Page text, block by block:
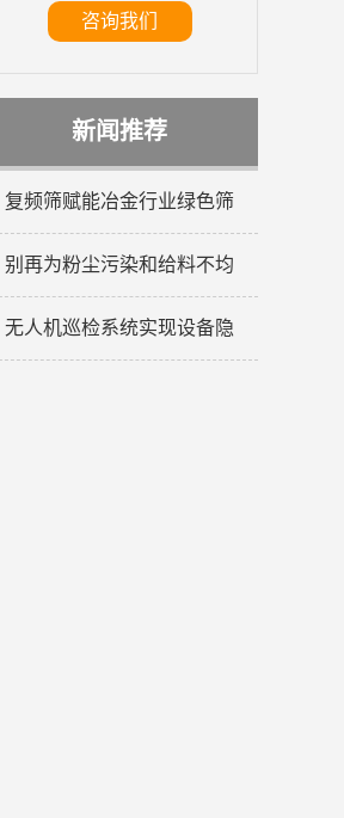
咨询我们
新闻推荐
复频筛赋能冶金行业绿色筛
别再为粉尘污染和给料不均
无人机巡检系统实现设备隐